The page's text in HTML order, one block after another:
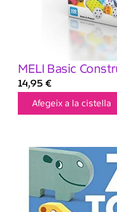
MELI Basic
14,95 €
Afegeix a la cistella